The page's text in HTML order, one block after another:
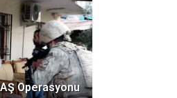
Operasyonu